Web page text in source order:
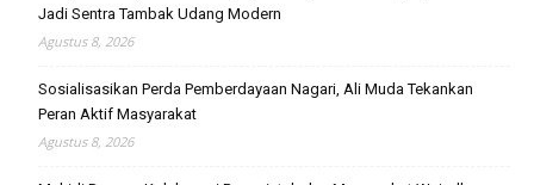
Jadi Sentra Tambak Udang Modern
Agustus 8, 2026
Sosialisasikan Perda Pemberdayaan Nagari, Ali Muda Tekankan
Peran Aktif Masyarakat
Agustus 8, 2026